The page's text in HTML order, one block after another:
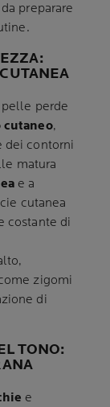
preparare
perde
cutaneo,
dei contorni
matura
e a
cutanea
costante di
zigomi
di
TONO:
e